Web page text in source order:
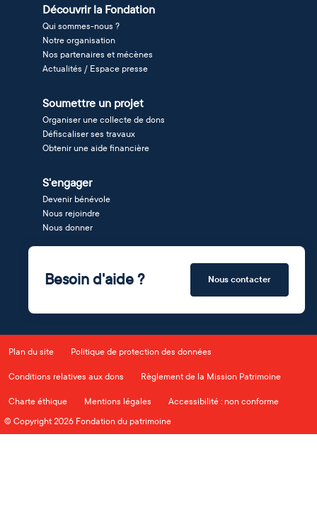
Découvrir la Fondation
Qui sommes-nous ?
Notre organisation
Nos partenaires et mécènes
Actualités / Espace presse
Soumettre un projet
Organiser une collecte de dons
Défiscaliser ses travaux
Obtenir une aide financière
S'engager
Devenir bénévole
Nous rejoindre
Nous donner
Besoin d'aide ? Nous contacter
Plan du site Politique de protection des données
Conditions relatives aux dons Règlement de la Mission Patrimoine
Charte éthique Mentions légales
Accessibilité : non conforme
© Copyright 2026 Fondation du patrimoine